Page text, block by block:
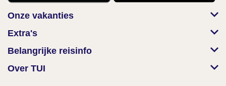
Onze vakanties
Extra's
Belangrijke reisinfo
Over TUI